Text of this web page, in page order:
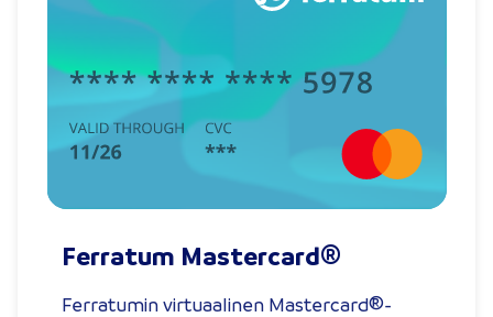
Ferratum Mastercard®
Ferratumin virtuaalinen Mastercard®-